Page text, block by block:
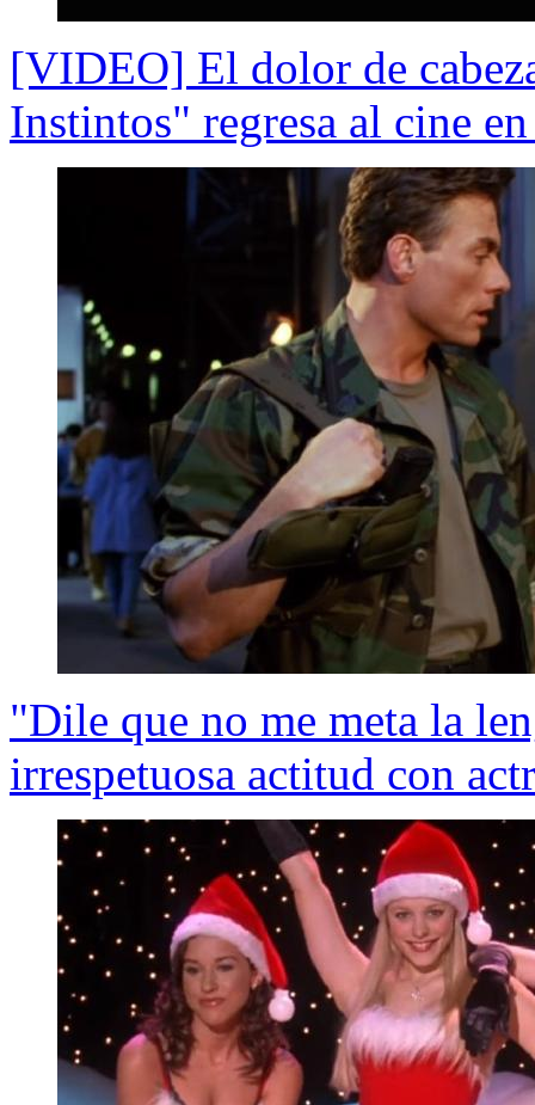
[VIDEO] El dolor de
Instintos" regresa al cine
"Dile que no me meta la
irrespetuosa actitud con